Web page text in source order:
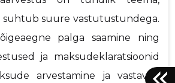
suhtub suure vastutustundega.
palga saamine ning
ja maksudeklaratsioonid
arvestamine ja vastavad